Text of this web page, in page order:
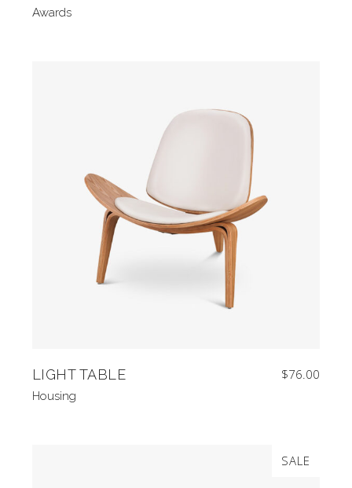
Awards
LIGHT TABLE $76.00
Housing
SALE